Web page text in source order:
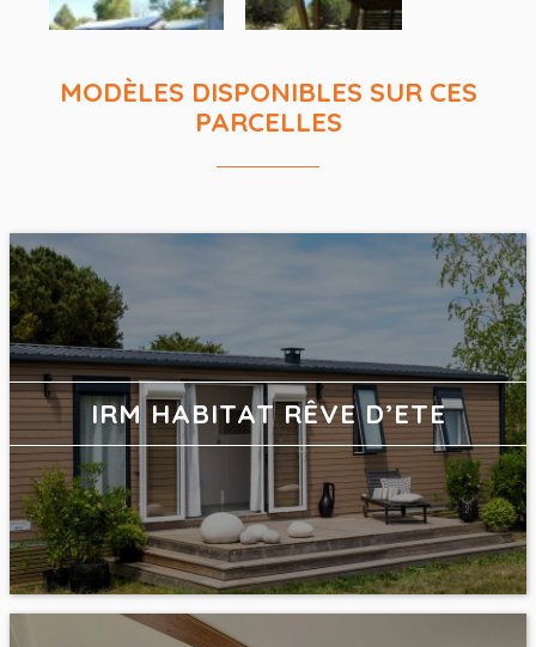
MODÈLES DISPONIBLES SUR CES
PARCELLES
IRM HABITAT RÊVE D’ETE